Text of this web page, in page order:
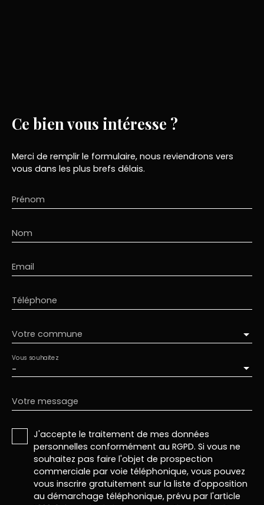
Ce bien vous intéresse ?
Merci de remplir le formulaire, nous reviendrons vers
vous dans les plus brefs délais.
Prénom
Nom
Email
Téléphone
Votre commune
-
Vous souhaitez
Votre message
J'accepte le traitement de mes données
personnelles conformément au RGPD. Si vous ne
souhaitez pas faire l'objet de prospection
commerciale par voie téléphonique, vous pouvez
vous inscrire gratuitement sur la liste d'opposition
au démarchage téléphonique, prévu par l'article